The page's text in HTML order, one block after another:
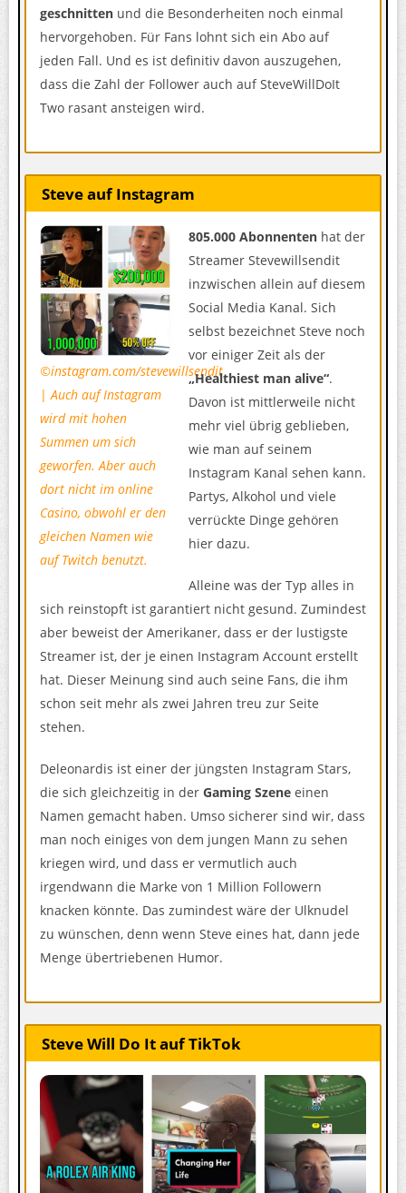
geschnitten und die Besonderheiten noch einmal
hervorgehoben. Für Fans lohnt sich ein Abo auf
jeden Fall. Und es ist definitiv davon auszugehen,
dass die Zahl der Follower auch auf SteveWillDoIt
Two rasant ansteigen wird.
Steve auf Instagram
©instagram.com/stevewillsendit
|Auch auf Instagram
wird mit hohen
Summen um sich
geworfen. Aber auch
dort nicht im online
Casino, obwohl er den
gleichen Namen wie
auf Twitch benutzt.
805.000 Abonnenten hat der
Streamer Stevewillsendit
inzwischen allein auf diesem
Social Media Kanal. Sich
selbst bezeichnet Steve noch
vor einiger Zeit als der
„Healthiest man alive“.
Davon ist mittlerweile nicht
mehr viel übrig geblieben,
wie man auf seinem
Instagram Kanal sehen kann.
Partys, Alkohol und viele
verrückte Dinge gehören
hier dazu.
Alleine was der Typ alles in
sich reinstopft ist garantiert nicht gesund. Zumindest
aber beweist der Amerikaner, dass er der lustigste
Streamer ist, der je einen Instagram Account erstellt
hat. Dieser Meinung sind auch seine Fans, die ihm
schon seit mehr als zwei Jahren treu zur Seite
stehen.
Deleonardis ist einer der jüngsten Instagram Stars,
die sich gleichzeitig in der Gaming Szene einen
Namen gemacht haben. Umso sicherer sind wir, dass
man noch einiges von dem jungen Mann zu sehen
kriegen wird, und dass er vermutlich auch
irgendwann die Marke von 1 Million Followern
knacken könnte. Das zumindest wäre der Ulknudel
zu wünschen, denn wenn Steve eines hat, dann jede
Menge übertriebenen Humor.
Steve Will Do It auf TikTok